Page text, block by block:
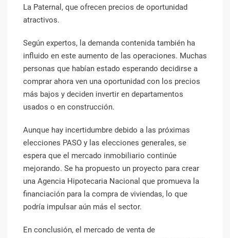
La Paternal, que ofrecen precios de oportunidad
atractivos.
Según expertos, la demanda contenida también ha
influido en este aumento de las operaciones. Muchas
personas que habían estado esperando decidirse a
comprar ahora ven una oportunidad con los precios
más bajos y deciden invertir en departamentos
usados o en construcción.
Aunque hay incertidumbre debido a las próximas
elecciones PASO y las elecciones generales, se
espera que el mercado inmobiliario continúe
mejorando. Se ha propuesto un proyecto para crear
una Agencia Hipotecaria Nacional que promueva la
financiación para la compra de viviendas, lo que
podría impulsar aún más el sector.
En conclusión, el mercado de venta de